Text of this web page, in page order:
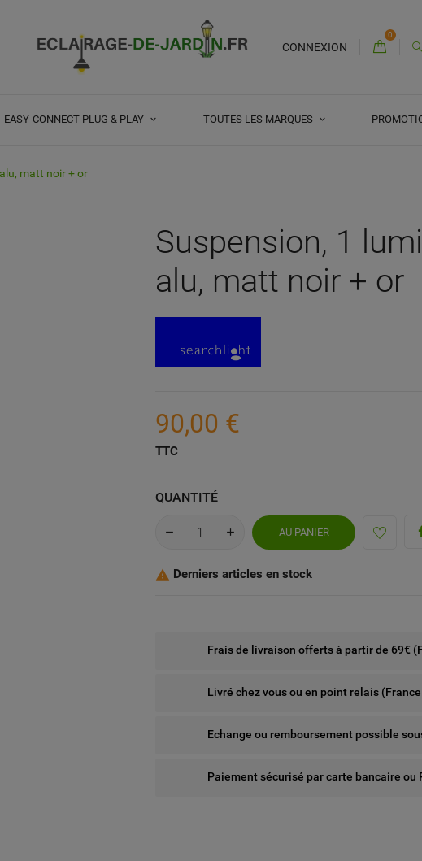
CONNEXION
0
EASY-CONNECT PLUG & PLAY TOUTES LES MARQUES
matt noir + or
Suspension, 1
alu, matt noir + or
90,00 €
TTC
QUANTITÉ
AU PANIER
 Derniers articles en stock
Frais de livraison offerts à partir de 69€
Livré chez vous ou en point relais
Echange ou remboursement possible
Paiement sécurisé par carte bancaire ou